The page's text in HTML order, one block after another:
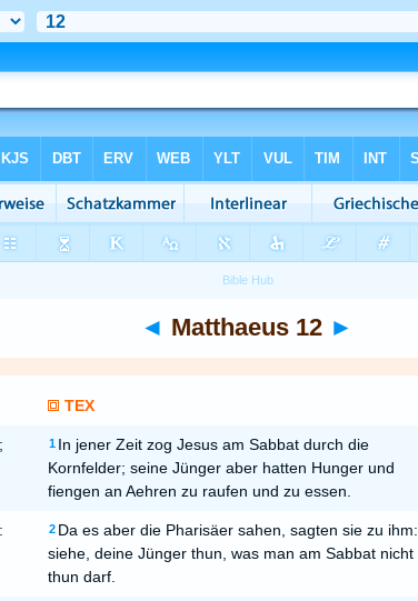
◄ Matthaeus 12 ►
TEX
1 In jener Zeit zog Jesus am Sabbat durch die
Kornfelder; seine Jünger aber hatten Hunger und
fiengen an Aehren zu raufen und zu essen.
2 Da es aber die Pharisäer sahen, sagten sie zu ihm:
siehe, deine Jünger thun, was man am Sabbat nicht
thun darf.